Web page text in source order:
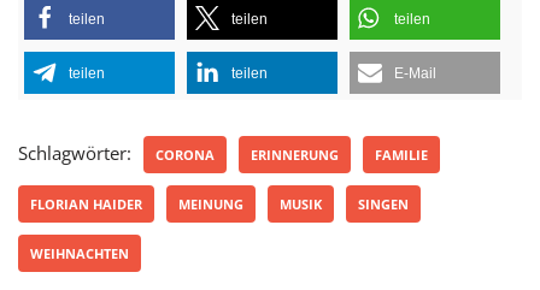
teilen teilen teilen
teilen teilen E-Mail
Schlagwörter: CORONA ERINNERUNG FAMILIE
FLORIAN HAIDER MEINUNG MUSIK SINGEN
WEIHNACHTEN